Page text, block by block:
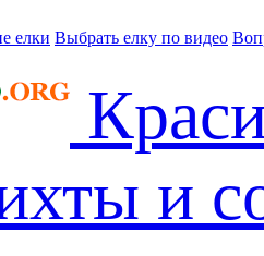
елки Выбрать елку по видео
и